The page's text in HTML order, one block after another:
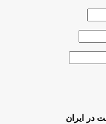
در ایران